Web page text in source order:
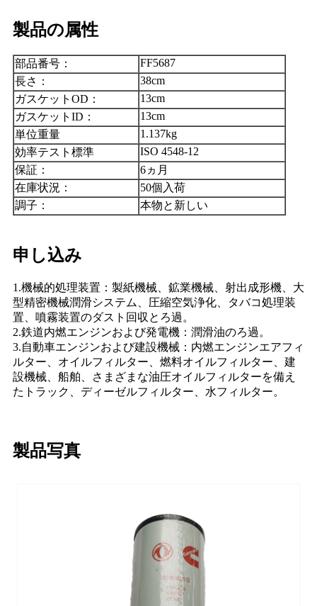
製品の属性
部品番号：
FF5687
長さ：
38cm
ガスケットOD：
13cm
ガスケットID：
13cm
単位重量
1.137kg
効率テスト標準
ISO 4548-12
保証：
6ヵ月
在庫状況：
50個入荷
調子：
本物と新しい
申し込み
1.機械的処理装置：製紙機械、鉱業機械、射出成形機、大
型精密機械潤滑システム、圧縮空気浄化、タバコ処理装
置、噴霧装置のダスト回収とろ過。
2.鉄道内燃エンジンおよび発電機：潤滑油のろ過。
3.自動車エンジンおよび建設機械：内燃エンジンエアフィ
ルター、オイルフィルター、燃料オイルフィルター、建
設機械、船舶、さまざまな油圧オイルフィルターを備え
たトラック、ディーゼルフィルター、水フィルター。
製品写真